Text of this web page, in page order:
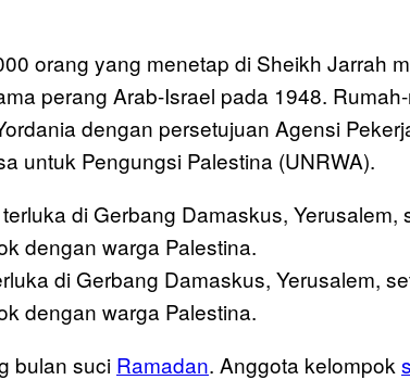
orang yang menetap di Sheikh Jarrah
perang Arab-Israel pada 1948.
dengan persetujuan Agensi
untuk Pengungsi Palestina (UNRWA).
di Gerbang Damaskus, Yerusalem,
dengan warga Palestina.
bulan suci Ramadan. Anggota kelompok